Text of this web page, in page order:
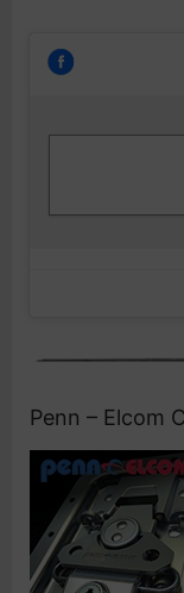
Penn – Elcom